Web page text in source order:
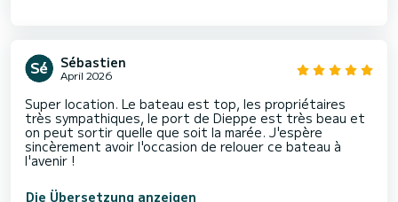
Sébastien
April 2026
Super location. Le bateau est top, les propriétaires
très sympathiques, le port de Dieppe est très beau et
on peut sortir quelle que soit la marée. J'espère
sincèrement avoir l'occasion de relouer ce bateau à
l'avenir !
Die Übersetzung anzeigen